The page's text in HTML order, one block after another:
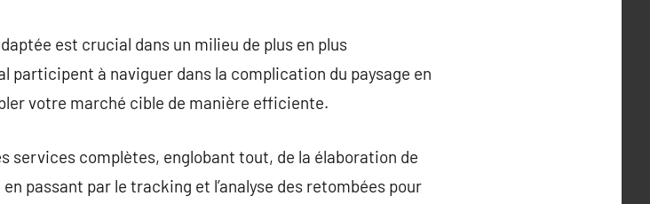
est crucial dans un milieu de plus en plus
à naviguer dans la complication du paysage en
votre marché cible de manière efficiente.
services complètes, englobant tout, de la élaboration de
passant par le tracking et l’analyse des retombées pour